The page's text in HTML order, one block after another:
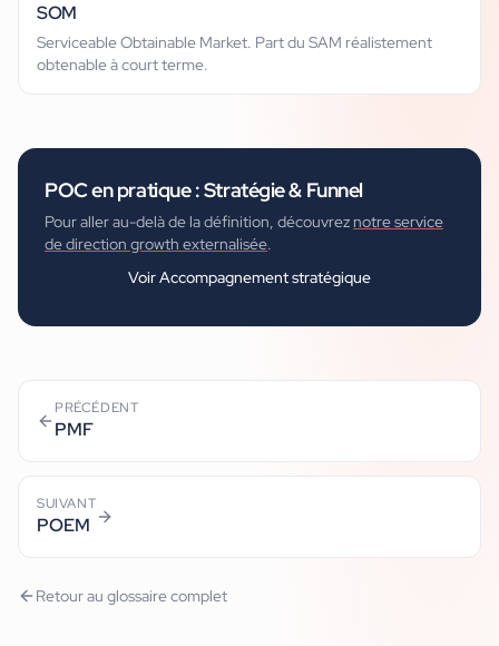
SOM
Serviceable Obtainable Market. Part du SAM réalistement
obtenable à court terme.
POCen pratique :Stratégie & Funnel
Pour aller au-delà de la définition, découvrez notre service
de direction growth externalisée.
VoirAccompagnement stratégique
PRÉCÉDENT
PMF
SUIVANT
POEM
Retour au glossaire complet